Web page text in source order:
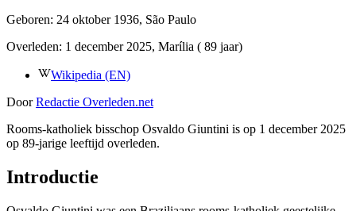
Geboren: 24 oktober 1936, São Paulo
Overleden: 1 december 2025, Marília ( 89 jaar)
Wikipedia (EN)
Door Redactie Overleden.net
Rooms-katholiek bisschop Osvaldo Giuntini is op 1 december 2025
op 89-jarige leeftijd overleden.
Introductie